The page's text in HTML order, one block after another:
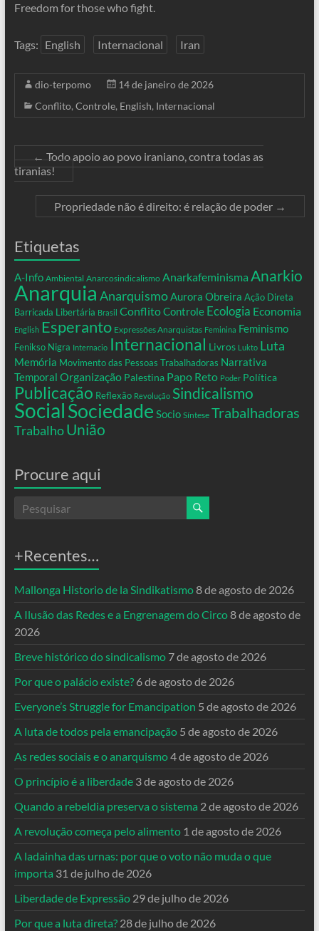
Freedom for those who fight.
Tags: English Internacional Iran
dio-terpomo
14 de janeiro de 2026
Conflito, Controle, English, Internacional
←Todo apoio ao povo iraniano, contra todas as
tiranias!
Propriedade não é direito: é relação de poder →
Etiquetas
A-Info Ambiental Anarcosindicalismo Anarkafeminisma Anarkio
Anarquia AnarquismoAurora Obreira Ação Direta
Barricada Libertária Brasil ConflitoControle Ecologia Economia
English Esperanto Expressões Anarquistas Feminina Feminismo
Fenikso Nigra Internacio Internacional Livros Lukto Luta
Memória Movimento das Pessoas Trabalhadoras Narrativa
Temporal Organização Palestina Papo Reto Poder Política
Publicação Reflexão Revolução Sindicalismo
SocialSociedade Socio Síntese Trabalhadoras
Trabalho União
Procure aqui
+Recentes…
Mallonga Historio de la Sindikatismo8 de agosto de 2026
A Ilusão das Redes e a Engrenagem do Circo8 de agosto de
2026
Breve histórico do sindicalismo 7 de agosto de 2026
Por que o palácio existe? 6 de agosto de 2026
Everyone’s Struggle for Emancipation 5 de agosto de 2026
A luta de todos pela emancipação 5 de agosto de 2026
As redes sociais e o anarquismo4 de agosto de 2026
O princípio é a liberdade 3 de agosto de 2026
Quando a rebeldia preserva o sistema 2 de agosto de 2026
A revolução começa pelo alimento 1 de agosto de 2026
A ladainha das urnas: por que o voto não muda o que
importa 31 de julho de 2026
Liberdade de Expressão 29 de julho de 2026
Por que a luta direta? 28 de julho de 2026